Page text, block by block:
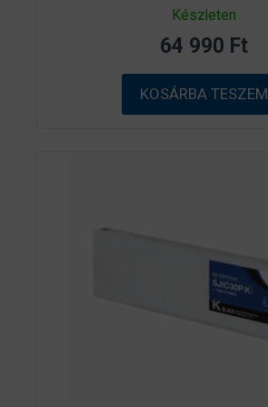
0
a
5
b
ő
l
Készleten
64 990 Ft
KOSÁRBA TESZEM